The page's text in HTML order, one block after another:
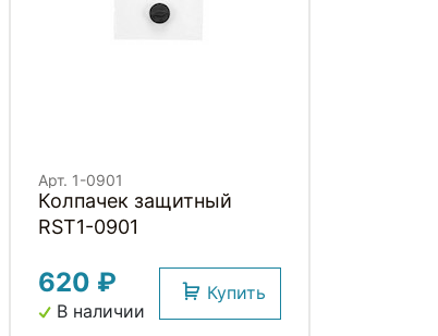
Арт. 1-0901
Колпачек защитный
RST1-0901
620 ₽
В наличии
Купить